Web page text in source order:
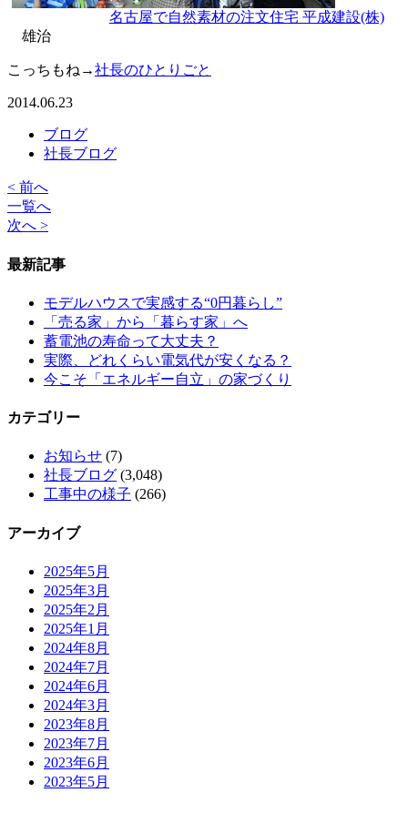
名古屋で自然素材の注文住宅 平成建設(株)
雄治
こっちもね→社長のひとりごと
2014.06.23
ブログ
社長ブログ
< 前へ
一覧へ
次へ >
最新記事
モデルハウスで実感する“0円暮らし”
「売る家」から「暮らす家」へ
蓄電池の寿命って大丈夫？
実際、どれくらい電気代が安くなる？
今こそ「エネルギー自立」の家づくり
カテゴリー
お知らせ (7)
社長ブログ (3,048)
工事中の様子 (266)
アーカイブ
2025年5月
2025年3月
2025年2月
2025年1月
2024年8月
2024年7月
2024年6月
2024年3月
2023年8月
2023年7月
2023年6月
2023年5月